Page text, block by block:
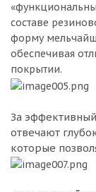
составе
форму
обеспечивая
покрытии.
За
отвечают
которые